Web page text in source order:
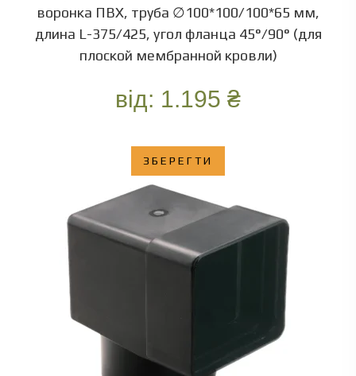
воронка ПВХ, труба ∅100*100/100*65 мм,
длина L-375/425, угол фланца 45°/90° (для
плоской мембранной кровли)
від: 1.195 ₴
ЗБЕРЕГТИ